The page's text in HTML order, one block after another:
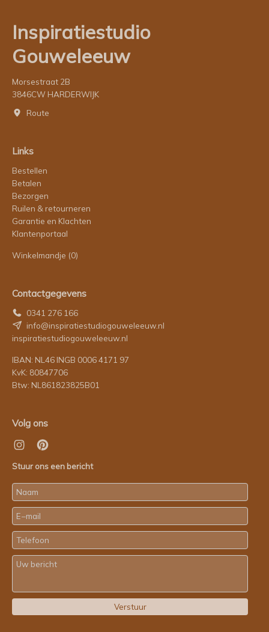
Inspiratiestudio
Gouweleeuw
Morsestraat 2B
3846CW HARDERWIJK
Route
Links
Bestellen
Betalen
Bezorgen
Ruilen & retourneren
Garantie en Klachten
Klantenportaal
Winkelmandje (0)
Contactgegevens
0341 276 166
info@inspiratiestudiogouweleeuw.nl
inspiratiestudiogouweleeuw.nl
IBAN: NL46 INGB 0006 4171 97
KvK: 80847706
Btw: NL861823825B01
Volg ons
Stuur ons een bericht